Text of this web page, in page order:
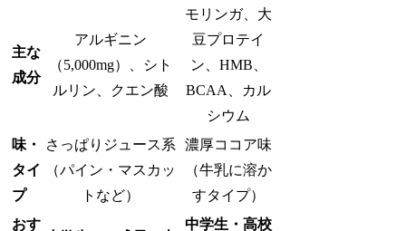
主な
成分
アルギニン
（5,000mg）、シト
ルリン、クエン酸
モリンガ、大
豆プロテイ
ン、HMB、
BCAA、カル
シウム
味・
タイ
プ
さっぱりジュース系
（パイン・マスカッ
トなど）
濃厚ココア味
（牛乳に溶か
すタイプ）
おす
中学生・高校